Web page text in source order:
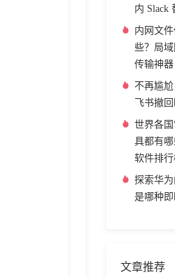
内 Slack
内网文
些？局
传输神器
不再尴
飞书撤
世界各
具都有
软件排
探索华
是哪种
文章推荐